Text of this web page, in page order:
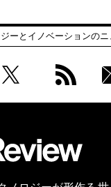
ーとイノベーションの